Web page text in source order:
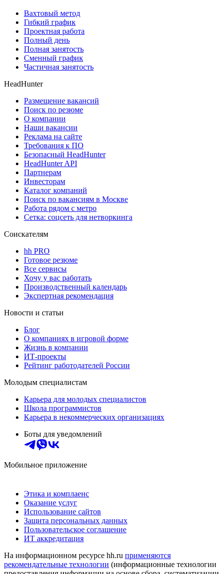
Вахтовый метод
Гибкий график
Проектная работа
Полный день
Полная занятость
Сменный график
Частичная занятость
HeadHunter
Размещение вакансий
Поиск по резюме
О компании
Наши вакансии
Реклама на сайте
Требования к ПО
Безопасный HeadHunter
HeadHunter API
Партнерам
Инвесторам
Каталог компаний
Поиск по вакансиям в Москве
Работа рядом с метро
Сетка: соцсеть для нетворкинга
Соискателям
hh PRO
Готовое резюме
Все сервисы
Хочу у вас работать
Производственный календарь
Экспертная рекомендация
Новости и статьи
Блог
О компаниях в игровой форме
Жизнь в компании
ИТ-проекты
Рейтинг работодателей России
Молодым специалистам
Карьера для молодых специалистов
Школа программистов
Карьера в некоммерческих организациях
Боты для уведомлений
Мобильное приложение
Этика и комплаенс
Оказание услуг
Использование сайтов
Защита персональных данных
Пользовательское соглашение
ИТ аккредитация
На информационном ресурсе hh.ru применяются
рекомендательные технологии (информационные технологии